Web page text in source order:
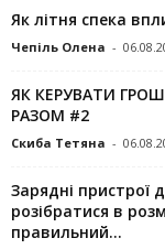
Як літня спека
Чепіль Олена -
ЯК КЕРУВАТИ
РАЗОМ #2
Скиба Тетяна -
Зарядні пристрої
розібратися в
правильний...